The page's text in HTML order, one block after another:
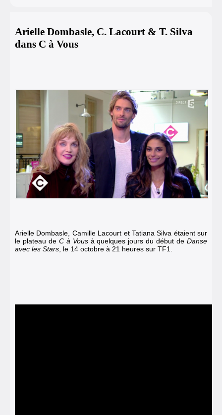
Arielle Dombasle, C. Lacourt & T. Silva
dans C à Vous
Arielle Dombasle, Camille Lacourt et Tatiana Silva étaient sur
le plateau de C à Vousà quelques jours du début deDanse
avec les Stars, le 14 octobre à 21 heures sur TF1.